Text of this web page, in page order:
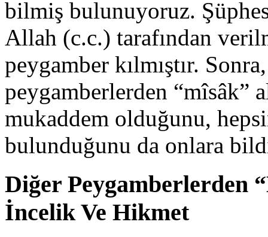
bilmiş bulunuyoruz.
Allah (c.c.) tarafından
peygamber kılmıştır.
peygamberlerden “mîsâk”
mukaddem olduğunu,
bulunduğunu da onlara
Diğer Peygamberlerden
İncelik Ve Hikmet